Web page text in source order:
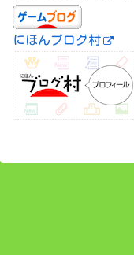
にほんブログ村